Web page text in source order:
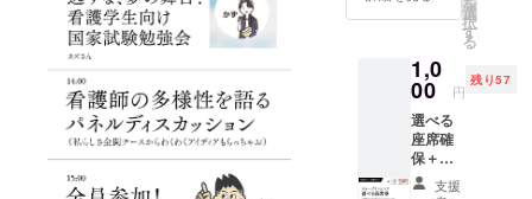
いただ
けま
す。メ
イン会
場：サ
ンライ
ズビル
IRE支援
画面を
くださ
い。 ※
ナース
祭：
2023年
10月14
日(土)
選
択
す
る
1,0
00 円
残り57
選べる
座席確
保＋参
加チ支援